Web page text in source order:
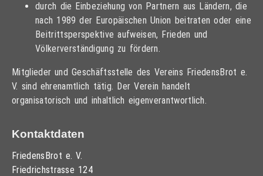
durch die Einbeziehung von Partnern aus Ländern, die
nach 1989 der Europäischen Union beitraten oder eine
Beitrittsperspektive aufweisen, Frieden und
Völkerverständigung zu fördern.
Mitglieder und Geschäftsstelle des Vereins FriedensBrot e.
V. sind ehrenamtlich tätig. Der Verein handelt
organisatorisch und inhaltlich eigenverantwortlich.
Kontaktdaten
FriedensBrot e. V.
Friedrichstrasse 124